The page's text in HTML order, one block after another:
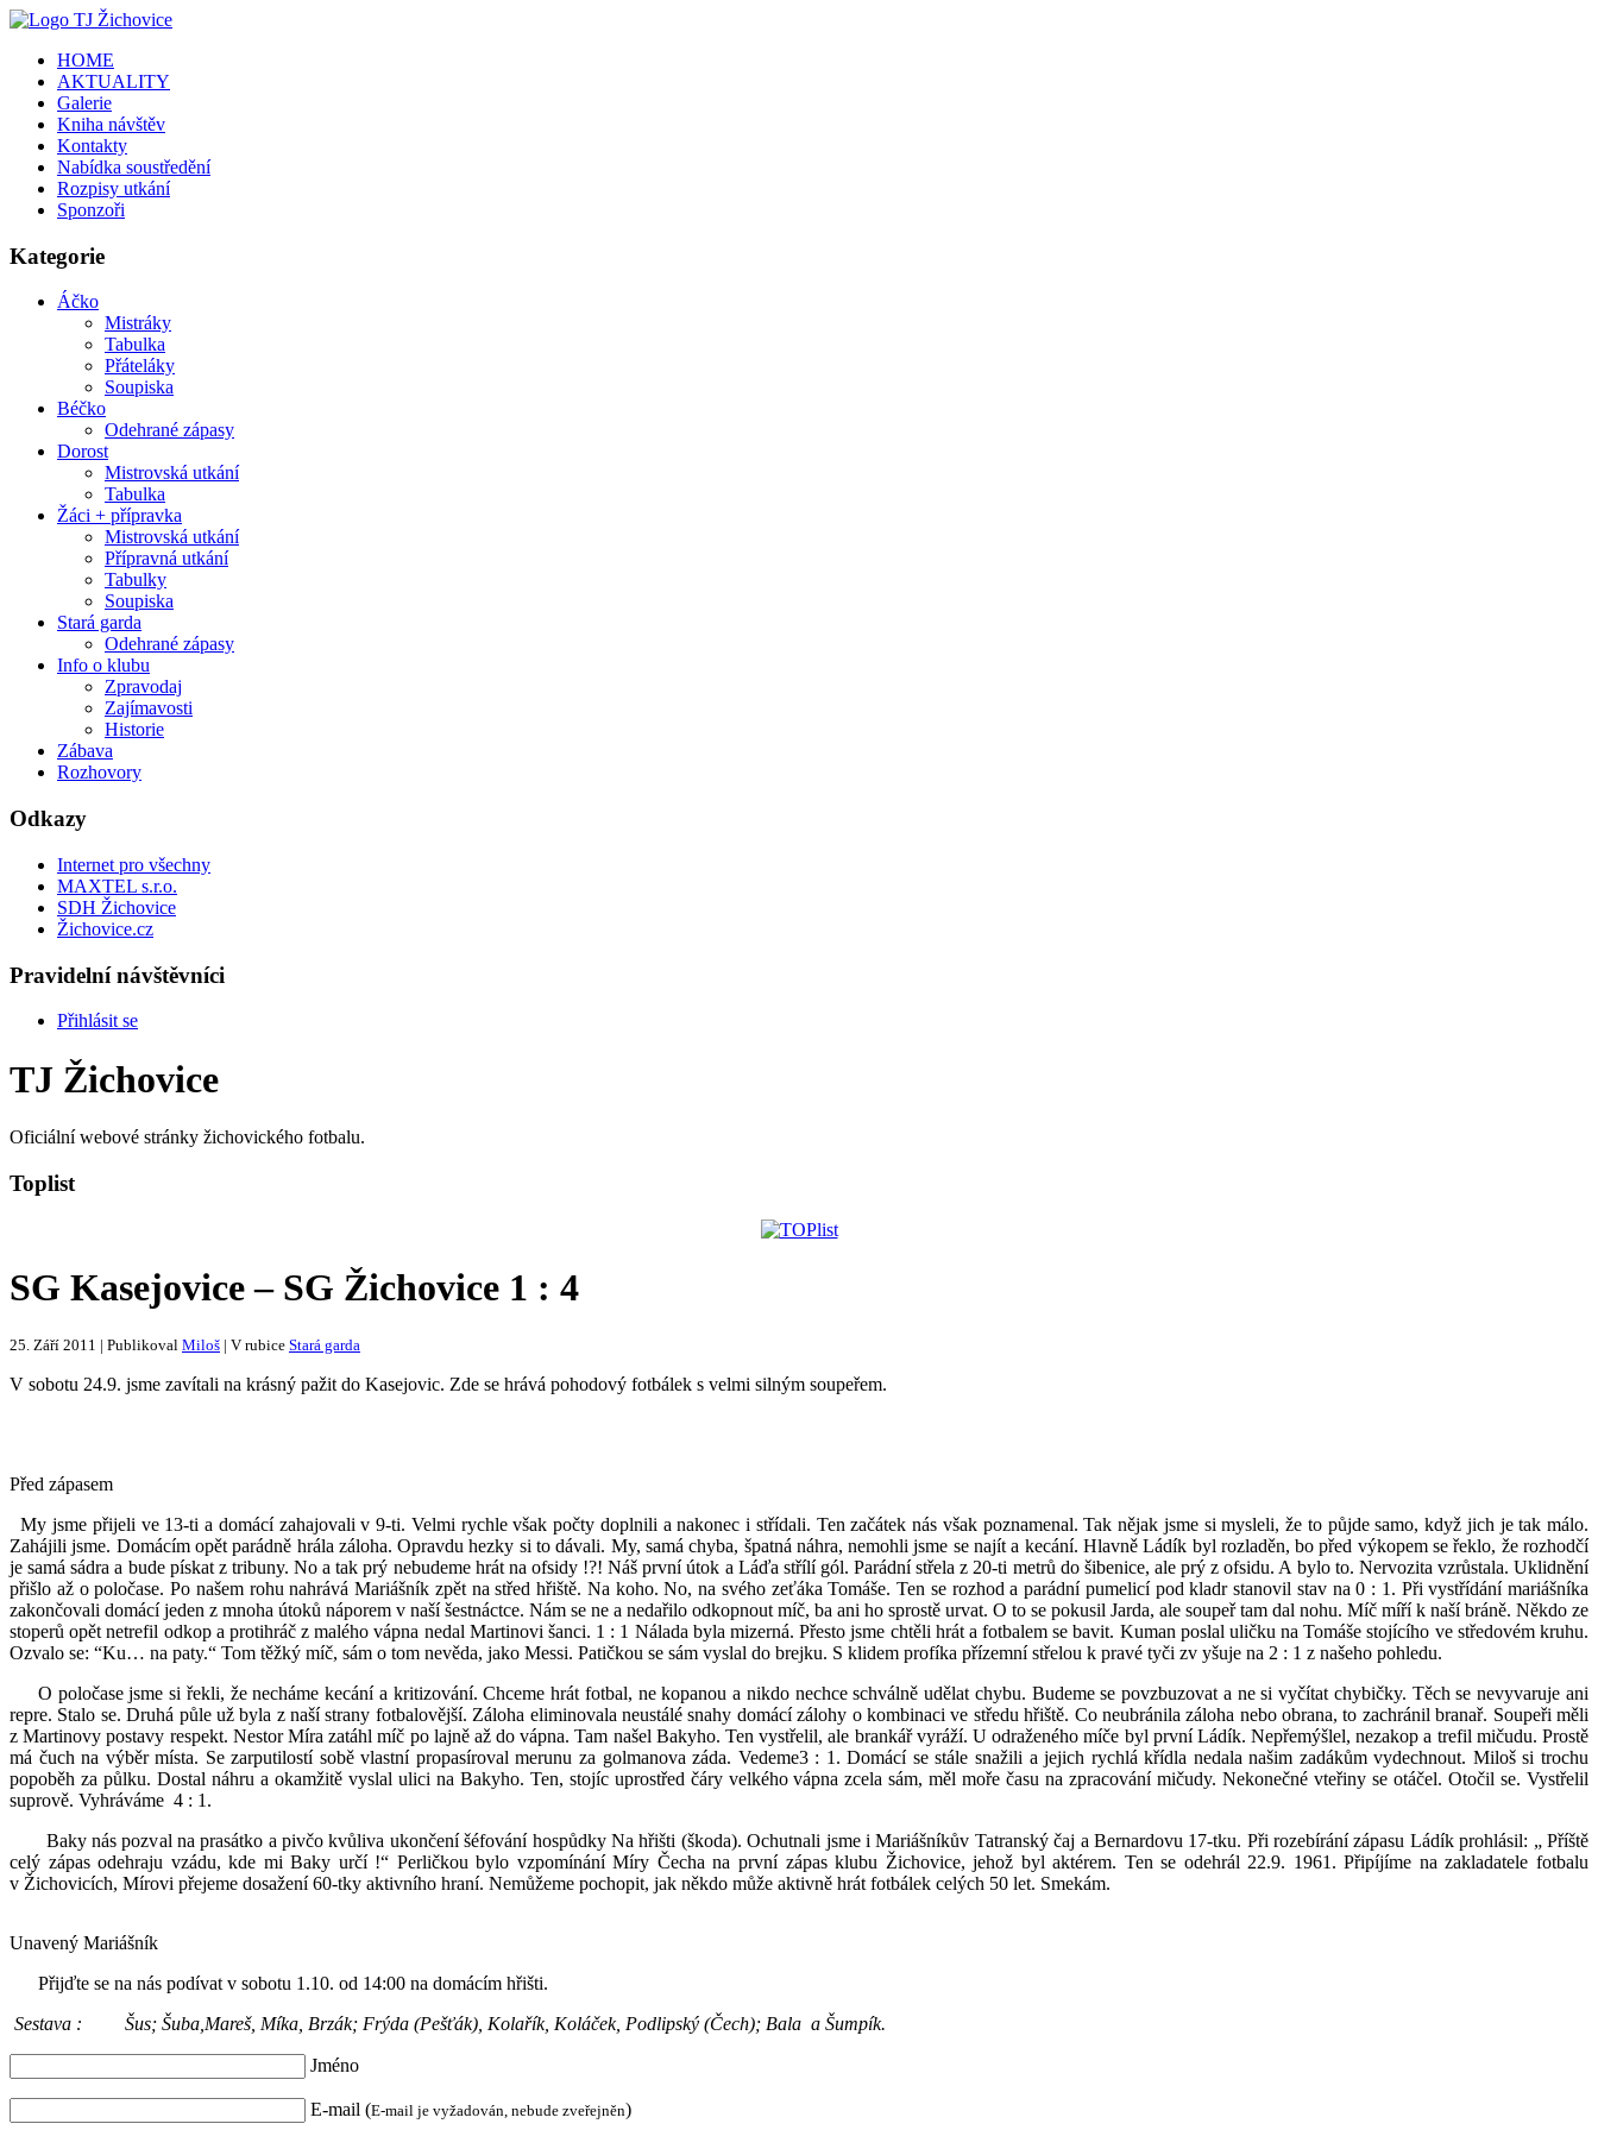
HOME
AKTUALITY
Galerie
Kniha návštěv
Kontakty
Nabídka soustředění
Rozpisy utkání
Sponzoři
Kategorie
Áčko
Mistráky
Tabulka
Přáteláky
Soupiska
Béčko
Odehrané zápasy
Dorost
Mistrovská utkání
Tabulka
Žáci + přípravka
Mistrovská utkání
Přípravná utkání
Tabulky
Soupiska
Stará garda
Odehrané zápasy
Info o klubu
Zpravodaj
Zajímavosti
Historie
Zábava
Rozhovory
Odkazy
Internet pro všechny
MAXTEL s.r.o.
SDH Žichovice
Žichovice.cz
Pravidelní návštěvníci
Přihlásit se
TJ Žichovice
Oficiální webové stránky žichovického fotbalu.
Toplist
SG Kasejovice – SG Žichovice 1 : 4
25. Září 2011 | Publikoval Miloš | V rubice Stará garda
V sobotu 24.9. jsme zavítali na krásný pažit do Kasejovic. Zde se hrává pohodový fotbálek s velmi silným soupeřem.
Před zápasem
My jsme přijeli ve 13-ti a domácí zahajovali v 9-ti. Velmi rychle však počty doplnili a nakonec i střídali. Ten začátek nás však poznamenal. Tak nějak jsme si mysleli, že to půjde samo, když jich je tak málo.
Zahájili jsme. Domácím opět parádně hrála záloha. Opravdu hezky si to dávali. My, samá chyba, špatná náhra, nemohli jsme se najít a kecání. Hlavně Ládík byl rozladěn, bo před výkopem se řeklo, že rozhodčí
je samá sádra a bude pískat z tribuny. No a tak prý nebudeme hrát na ofsidy !?! Náš první útok a Láďa střílí gól. Parádní střela z 20-ti metrů do šibenice, ale prý z ofsidu. A bylo to. Nervozita vzrůstala. Uklidnění
přišlo až o poločase. Po našem rohu nahrává Mariášník zpět na střed hřiště. Na koho. No, na svého zeťáka Tomáše. Ten se rozhod a parádní pumelicí pod kladr stanovil stav na 0 : 1. Při vystřídání mariášníka
zakončovali domácí jeden z mnoha útoků náporem v naší šestnáctce. Nám se ne a nedařilo odkopnout míč, ba ani ho sprostě urvat. O to se pokusil Jarda, ale soupeř tam dal nohu. Míč míří k naší bráně. Někdo ze
stoperů opět netrefil odkop a protihráč z malého vápna nedal Martinovi šanci. 1 : 1 Nálada byla mizerná. Přesto jsme chtěli hrát a fotbalem se bavit. Kuman poslal uličku na Tomáše stojícího ve středovém kruhu.
Ozvalo se: “Ku… na paty.“ Tom těžký míč, sám o tom nevěda, jako Messi. Patičkou se sám vyslal do brejku. S klidem profíka přízemní střelou k pravé tyči zv yšuje na 2 : 1 z našeho pohledu.
O poločase jsme si řekli, že necháme kecání a kritizování. Chceme hrát fotbal, ne kopanou a nikdo nechce schválně udělat chybu. Budeme se povzbuzovat a ne si vyčítat chybičky. Těch se nevyvaruje ani
repre. Stalo se. Druhá půle už byla z naší strany fotbalovější. Záloha eliminovala neustálé snahy domácí zálohy o kombinaci ve středu hřiště. Co neubránila záloha nebo obrana, to zachránil branař. Soupeři měli
z Martinovy postavy respekt. Nestor Míra zatáhl míč po lajně až do vápna. Tam našel Bakyho. Ten vystřelil, ale brankář vyráží. U odraženého míče byl první Ládík. Nepřemýšlel, nezakop a trefil mičudu. Prostě
má čuch na výběr místa. Se zarputilostí sobě vlastní propasíroval merunu za golmanova záda. Vedeme3 : 1. Domácí se stále snažili a jejich rychlá křídla nedala našim zadákům vydechnout. Miloš si trochu
popoběh za půlku. Dostal náhru a okamžitě vyslal ulici na Bakyho. Ten, stojíc uprostřed čáry velkého vápna zcela sám, měl moře času na zpracování mičudy. Nekonečné vteřiny se otáčel. Otočil se. Vystřelil
suprově. Vyhráváme 4 : 1.
Baky nás pozval na prasátko a pivčo kvůliva ukončení šéfování hospůdky Na hřišti (škoda). Ochutnali jsme i Mariášníkův Tatranský čaj a Bernardovu 17-tku. Při rozebírání zápasu Ládík prohlásil: „ Příště
celý zápas odehraju vzádu, kde mi Baky určí !“ Perličkou bylo vzpomínání Míry Čecha na první zápas klubu Žichovice, jehož byl aktérem. Ten se odehrál 22.9. 1961. Připíjíme na zakladatele fotbalu
v Žichovicích, Mírovi přejeme dosažení 60-tky aktivního hraní. Nemůžeme pochopit, jak někdo může aktivně hrát fotbálek celých 50 let. Smekám.
Unavený Mariášník
Přijďte se na nás podívat v sobotu 1.10. od 14:00 na domácím hřišti.
Sestava : Šus; Šuba,Mareš, Míka, Brzák; Frýda (Pešťák), Kolařík, Koláček, Podlipský (Čech); Bala a Šumpík.
Jméno
E-mail (E-mail je vyžadován, nebude zveřejněn)